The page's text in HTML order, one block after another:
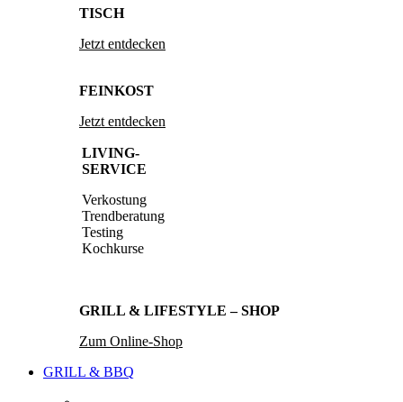
TISCH
Jetzt entdecken
FEINKOST
Jetzt entdecken
LIVING-
SERVICE
Verkostung
Trendberatung
Testing
Kochkurse
GRILL & LIFESTYLE – SHOP
Zum Online-Shop
GRILL & BBQ